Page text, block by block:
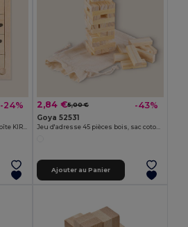
-24%
Puzzle en Bois 16 Pièces avec Boîte KIRAKOS
2,84 €5,00 € -43%
Goya 52531
Jeu d'adresse 45 pièces bois, sac coton NAXOS
Ajouter au Panier